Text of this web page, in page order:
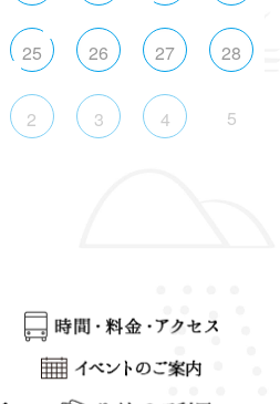
25 26 27 28
2 3 4 5